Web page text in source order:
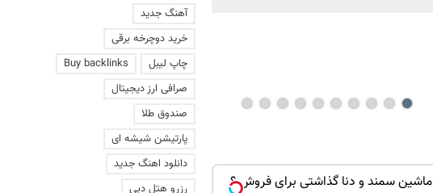
ماشین سمند و دنا گذاشتی برای فروش ؟
آهنگ جدید
خرید دوچرخه برقی
چاپ لیبل
Buy backlinks
صرافی ارز دیجیتال
صندوق طلا
پارتیشن شیشه ای
دانلود اهنگ جدید
رزرو هتل دبی